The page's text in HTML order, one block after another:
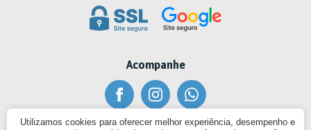
Acompanhe
Utilizamos cookies para oferecer melhor experiência, desempenho e